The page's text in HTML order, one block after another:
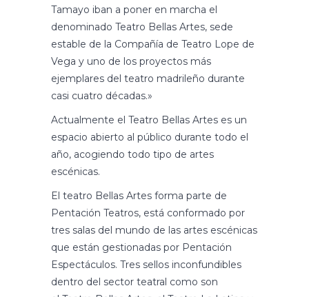
Tamayo iban a poner en marcha el
denominado Teatro Bellas Artes, sede
estable de la Compañía de Teatro Lope de
Vega y uno de los proyectos más
ejemplares del teatro madrileño durante
casi cuatro décadas.»
Actualmente el Teatro Bellas Artes es un
espacio abierto al público durante todo el
año, acogiendo todo tipo de artes
escénicas.
El teatro Bellas Artes forma parte de
Pentación Teatros, está conformado por
tres salas del mundo de las artes escénicas
que están gestionadas por Pentación
Espectáculos. Tres sellos inconfundibles
dentro del sector teatral como son